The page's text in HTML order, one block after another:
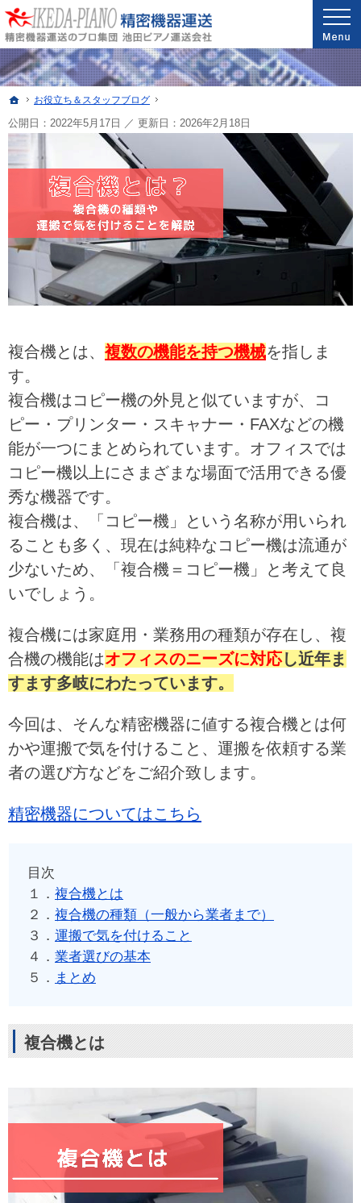
安心と信頼の実績。精密機器・医療機器の運送・配送なら当社へ。
精密機器・医療機器の運送・配送なら世界最高レベルの配送技能を誇る池田ピアノ運送
ホーム
お役立ち＆スタッフブログ
公開日：2022年5月17日 ／ 更新日： 2026年2月18日
複合機とは、複数の機能を持つ機械を指しま
す。
複合機はコピー機の外見と似ていますが、コ
ピー・プリンター・スキャナー・FAXなどの機
能が一つにまとめられています。オフィスでは
コピー機以上にさまざまな場面で活用できる優
秀な機器です。
複合機は、「コピー機」という名称が用いられ
ることも多く、現在は純粋なコピー機は流通が
少ないため、「複合機＝コピー機」と考えて良
いでしょう。
複合機には家庭用・業務用の種類が存在し、複
合機の機能はオフィスのニーズに対応し近年ま
すます多岐にわたっています。
今回は、そんな精密機器に値する複合機とは何
かや運搬で気を付けること、運搬を依頼する業
者の選び方などをご紹介致します。
精密機器についてはこちら
目次
１． 複合機とは
２． 複合機の種類（一般から業者まで）
３． 運搬で気を付けること
４． 業者選びの基本
５． まとめ
複合機とは